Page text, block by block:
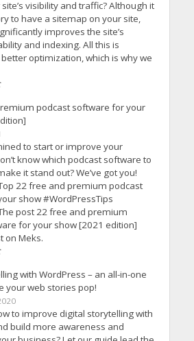
visibility and traffic? Although it
to have a sitemap on your site,
improves the site’s
and indexing. All this is
optimization, which is why we
podcast software for your
to start or improve your
know which podcast software to
it stand out? We’ve got you!
22 free and premium podcast
show #WordPressTips
post 22 free and premium
for your show [2021 edition]
on Meks.
with WordPress – an all-in-one
your web stories pop!
to improve digital storytelling with
build more awareness and